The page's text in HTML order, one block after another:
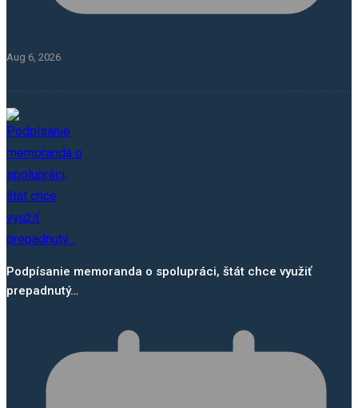
Aug 6, 2026
Podpísanie memoranda o spolupráci, štát chce využiť
prepadnutý…